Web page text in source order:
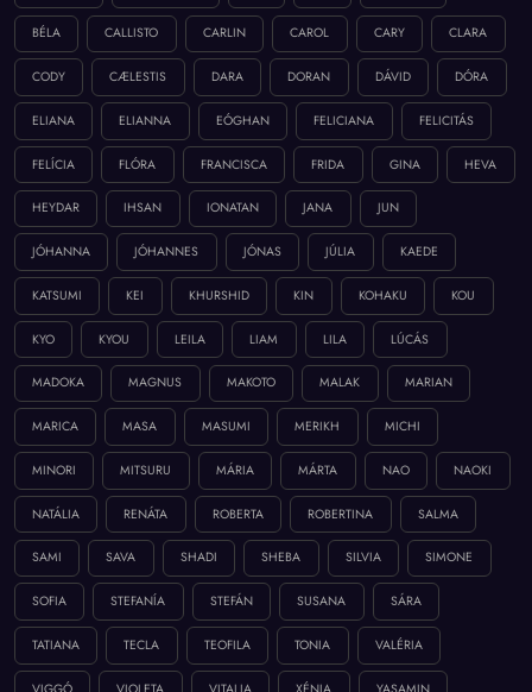
BÉLA CALLISTO CARLIN CAROL CARY CLARA
CODY CÆLESTIS DARA DORAN DÁVID DÓRA
ELIANA ELIANNA EÓGHAN FELICIANA FELICITÁS
FELÍCIA FLÓRA FRANCISCA FRIDA GINA HEVA
HEYDAR IHSAN IONATAN JANA JUN
JÓHANNA JÓHANNES JÓNAS JÚLIA KAEDE
KATSUMI KEI KHURSHID KIN KOHAKU KOU
KYO KYOU LEILA LIAM LILA LÚCÁS
MADOKA MAGNUS MAKOTO MALAK MARIAN
MARICA MASA MASUMI MERIKH MICHI
MINORI MITSURU MÁRIA MÁRTA NAO NAOKI
NATÁLIA RENÁTA ROBERTA ROBERTINA SALMA
SAMI SAVA SHADI SHEBA SILVIA SIMONE
SOFIA STEFANÍA STEFÁN SUSANA SÁRA
TATIANA TECLA TEOFILA TONIA VALÉRIA